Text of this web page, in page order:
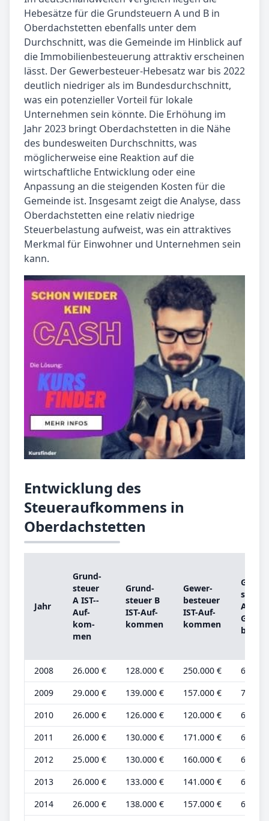
Hebesätze für die Grundsteuern A und B in
Oberdachstetten ebenfalls unter dem
Durchschnitt, was die Gemeinde im Hinblick auf
die Immobilienbesteuerung attraktiv erscheinen
lässt. Der Gewerbesteuer-Hebesatz war bis 2022
deutlich niedriger als im Bundesdurchschnitt,
was ein potenzieller Vorteil für lokale
Unternehmen sein könnte. Die Erhöhung im
Jahr 2023 bringt Oberdachstetten in die Nähe
des bundesweiten Durchschnitts, was
möglicherweise eine Reaktion auf die
wirtschaftliche Entwicklung oder eine
Anpassung an die steigenden Kosten für die
Gemeinde ist. Insgesamt zeigt die Analyse, dass
Oberdachstetten eine relativ niedrige
Steuerbelastung aufweist, was ein attraktives
Merkmal für Einwohner und Unternehmen sein
kann.
Entwicklung des
Steueraufkommens in
Oberdachstetten
Jahr
Grund­
steu­er
A IST-­
Auf­
kom­
men
Grund­
steu­er B
IST-­Auf­
kom­men
Ge­wer­
be­steu­er
IST-­Auf­
kom­men
Grund­
steu­er
A
Grund­
be­trag
2008 26.000 € 128.000 € 250.000 €
6.000 €
2009
29.000 € 139.000 € 157.000 €
7.000 €
2010
26.000 € 126.000 € 120.000 €
6.000 €
2011
26.000 € 130.000 € 171.000 €
6.000 €
2012
25.000 € 130.000 € 160.000 €
6.000 €
2013
26.000 € 133.000 € 141.000 €
6.000 €
2014
26.000 € 138.000 € 157.000 €
6.000 €